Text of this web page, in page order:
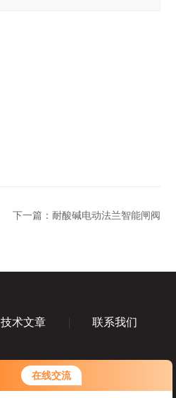
在线交流
下一篇： 耐酸碱电动法兰智能闸阀
技术文章 联系我们